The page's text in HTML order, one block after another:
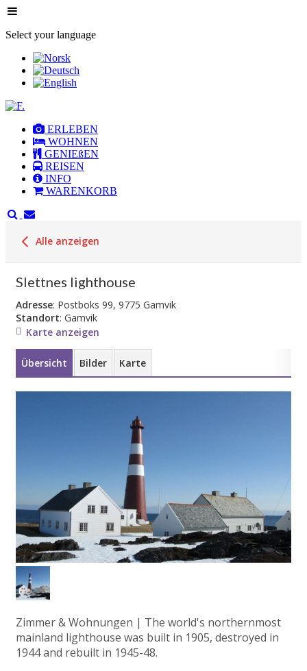
Select your language
ERLEBEN
WOHNEN
GENIEßEN
REISEN
INFO
WARENKORB
Alle anzeigen
Slettnes lighthouse
Adresse: Postboks 99, 9775 Gamvik
Standort: Gamvik
Karte anzeigen
Übersicht Bilder Karte
Zimmer & Wohnungen | The world's northernmost
mainland lighthouse was built in 1905, destroyed in
1944 and rebuilt in 1945-48.